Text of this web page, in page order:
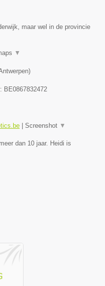
maar wel in de provincie
▼
)
BE0867832472
Screenshot ▼
dan 10 jaar. Heidi is